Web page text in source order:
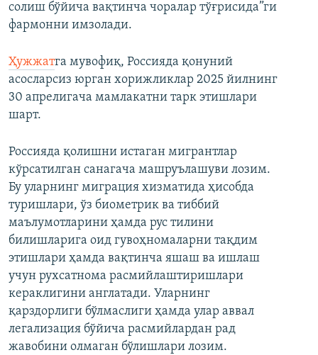
солиш бўйича вақтинча чоралар тўғрисида”ги
фармонни имзолади.
Ҳужжатга мувофиқ, Россияда қонуний
асосларсиз юрган хорижликлар 2025 йилнинг
30 апрелигача мамлакатни тарк этишлари
шарт.
Россияда қолишни истаган мигрантлар
кўрсатилган санагача машруълашуви лозим.
Бу уларнинг миграция хизматида ҳисобда
туришлари, ўз биометрик ва тиббий
маълумотларини ҳамда рус тилини
билишларига оид гувоҳномаларни тақдим
этишлари ҳамда вақтинча яшаш ва ишлаш
учун рухсатнома расмийлаштиришлари
кераклигини англатади. Уларнинг
қарздорлиги бўлмаслиги ҳамда улар аввал
легализация бўйича расмийлардан рад
жавобини олмаган бўлишлари лозим.